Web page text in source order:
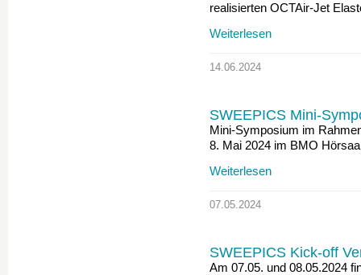
realisierten OCTAir-Jet
Weiterlesen
14.06.2024
SWEEPICS Mini-
Mini-Symposium im
8. Mai 2024 im BMO
Weiterlesen
07.05.2024
SWEEPICS Kick-off
Am 07.05. und 08.05.2024